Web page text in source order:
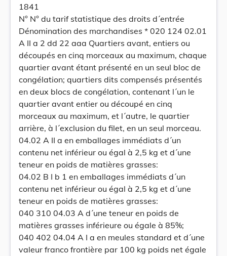
1841
N° N° du tarif statistique des droits d´entrée
Dénomination des marchandises * 020 124 02.01
A II a 2 dd 22 aaa Quartiers avant, entiers ou
découpés en cinq morceaux au maximum, chaque
quartier avant étant présenté en un seul bloc de
congélation; quartiers dits compensés présentés
en deux blocs de congélation, contenant l´un le
quartier avant entier ou découpé en cinq
morceaux au maximum, et l´autre, le quartier
arrière, à l´exclusion du filet, en un seul morceau.
04.02 A II a en emballages immédiats d´un
contenu net inférieur ou égal à 2,5 kg et d´une
teneur en poids de matières grasses:
04.02 B I b 1 en emballages immédiats d´un
contenu net inférieur ou égal à 2,5 kg et d´une
teneur en poids de matières grasses:
040 310 04.03 A d´une teneur en poids de
matières grasses inférieure ou égale à 85%;
040 402 04.04 A I a en meules standard et d´une
valeur franco frontière par 100 kg poids net égale